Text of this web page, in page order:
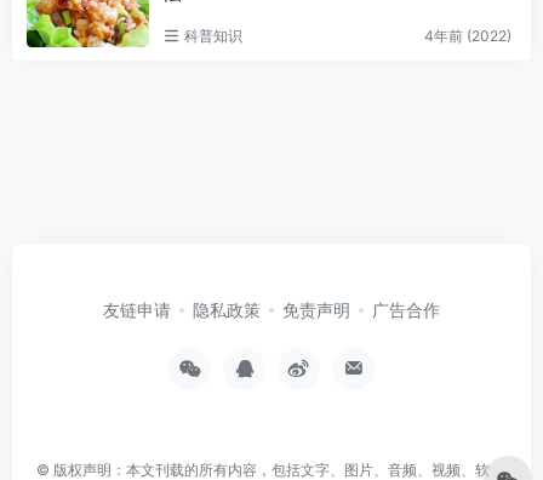
科普知识 4年前 (2022)
友链申请 隐私政策 免责声明 广告合作
© 版权声明：本文刊载的所有内容，包括文字、图片、音频、视频、软